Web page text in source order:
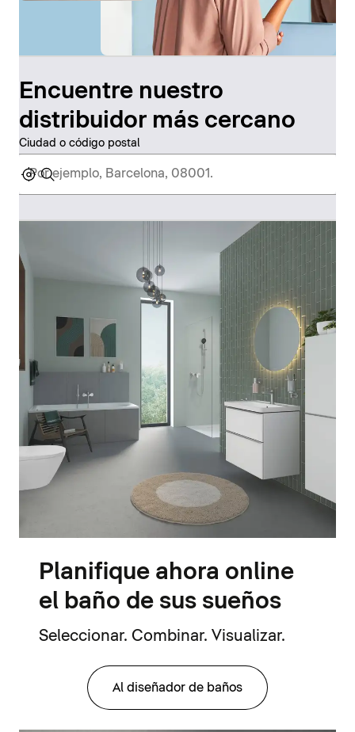
Encuentre nuestro
distribuidor más cercano
Ciudad o código postal
Planifique ahora online
el baño de sus sueños
Seleccionar. Combinar. Visualizar.
Al diseñador de baños